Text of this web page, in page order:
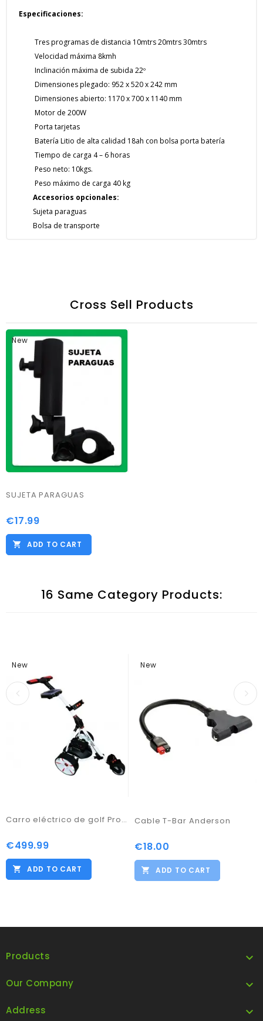
Especificaciones:
Tres programas de distancia 10mtrs 20mtrs 30mtrs
Velocidad máxima 8kmh
Inclinación máxima de subida 22º
Dimensiones plegado: 952 x 520 x 242 mm
Dimensiones abierto: 1170 x 700 x 1140 mm
Motor de 200W
Porta tarjetas
Batería Litio de alta calidad 18ah con bolsa porta batería
Tiempo de carga 4 – 6 horas
Peso neto: 10kgs.
Peso máximo de carga 40 kg
Accesorios opcionales:
Sujeta paraguas
Bolsa de transporte
Cross Sell Products
New
SUJETA PARAGUAS
Price
€17.99
ADD TO CART
16 Same Category Products:
New
Carro eléctrico de golf Pro Kaddy modelo S1T2BL blanco
Price
€499.99
ADD TO CART
New
Cable T-Bar Anderson
Price
€18.00
ADD TO CART
Products 
Our Company 
Address 